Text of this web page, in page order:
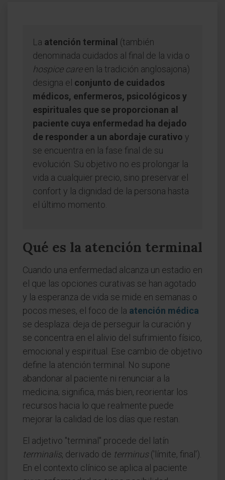
La atención terminal (también
denominada cuidados al final de la vida o
hospice careen la tradición anglosajona)
designa el conjunto de cuidados
médicos, enfermeros, psicológicos y
espirituales que se proporcionan al
paciente cuya enfermedad ha dejado
de responder a un abordaje curativo y
se encuentra en la fase final de su
evolución. Su objetivo no es prolongar la
vida a cualquier precio, sino preservar el
confort y la dignidad de la persona hasta
el último momento.
Qué es la atención terminal
Cuando una enfermedad alcanza un estadio en
el que las opciones curativas se han agotado
y la esperanza de vida se mide en semanas o
pocos meses, el foco de la atención médica
se desplaza: deja de perseguir la curación y
se concentra en el alivio del sufrimiento físico,
emocional y espiritual. Ese cambio de objetivo
define la atención terminal. No supone
abandonar al paciente ni renunciar a la
medicina; significa, más bien, reorientar los
recursos hacia lo que realmente puede
mejorar la calidad de los días que restan.
El adjetivo "terminal" procede del latín
terminalis, derivado de terminus('límite, final').
En el contexto clínico se aplica al paciente